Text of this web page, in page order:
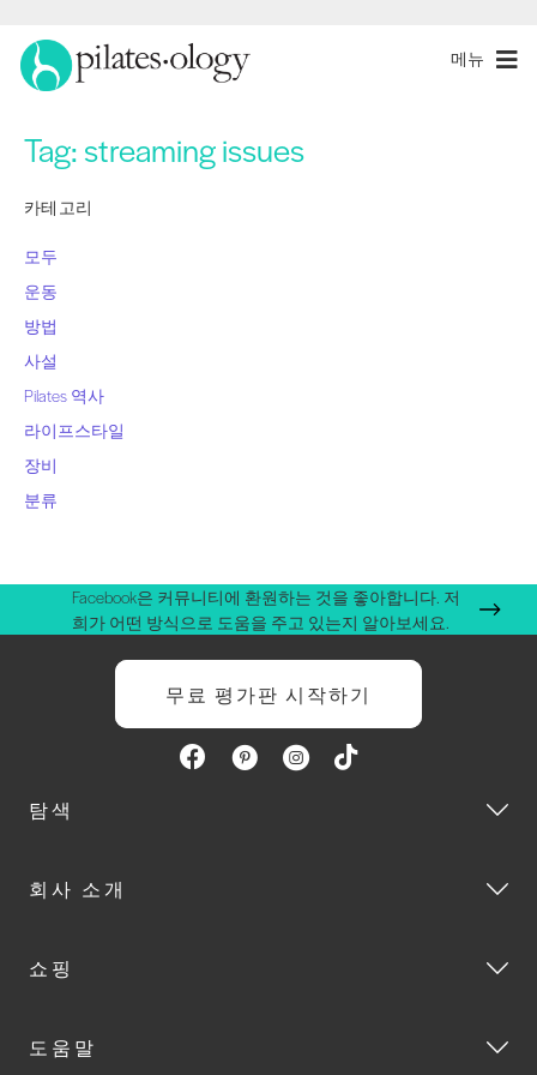
메뉴
Tag:streaming issues
카테고리
모두
운동
방법
사설
Pilates 역사
라이프스타일
장비
분류
Facebook은 커뮤니티에 환원하는 것을 좋아합니다. 저
희가 어떤 방식으로 도움을 주고 있는지 알아보세요.
무료 평가판 시작하기
탐색
회사 소개
쇼핑
도움말